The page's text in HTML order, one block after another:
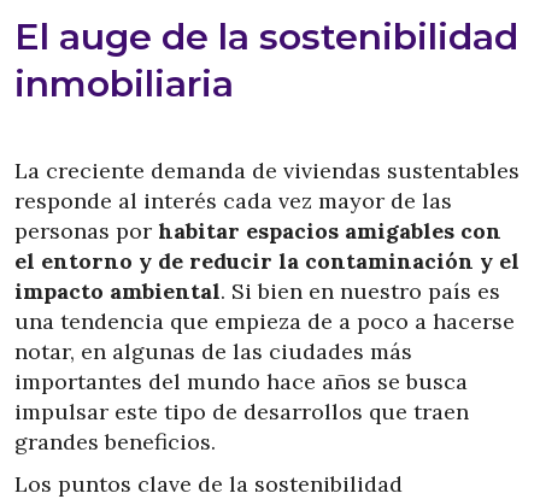
El auge de la sostenibilidad
inmobiliaria
La creciente demanda de viviendas sustentables
responde al interés cada vez mayor de las
personas por habitar espacios amigables con
el entorno y de reducir la contaminación y el
impacto ambiental. Si bien en nuestro país es
una tendencia que empieza de a poco a hacerse
notar, en algunas de las ciudades más
importantes del mundo hace años se busca
impulsar este tipo de desarrollos que traen
grandes beneficios.
Los puntos clave de la sostenibilidad